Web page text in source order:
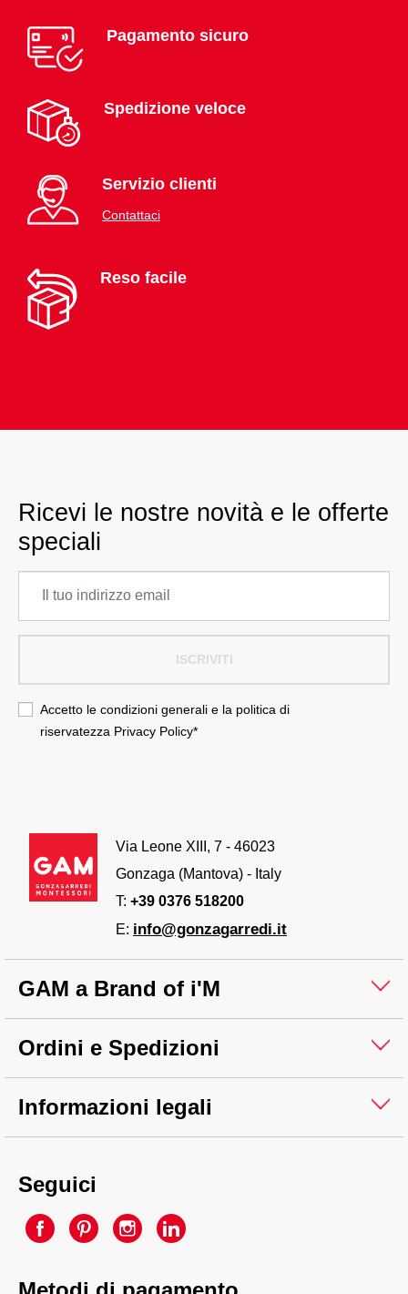
Pagamento sicuro
Spedizione veloce
Servizio clienti
Contattaci
Reso facile
Ricevi le nostre novità e le offerte
speciali
ISCRIVITI
Accetto le condizioni generali e la politica di
riservatezza Privacy Policy*
Via Leone XIII, 7 - 46023
Gonzaga (Mantova) - Italy
T: +39 0376 518200
E: info@gonzagarredi.it
GAM a Brand of i'M
Ordini e Spedizioni
Informazioni legali
Seguici